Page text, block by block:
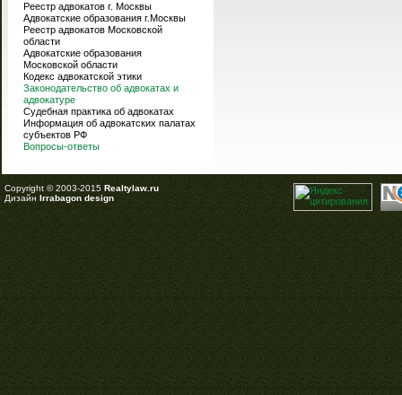
Реестр адвокатов г. Москвы
Адвокатские образования г.Москвы
Реестр адвокатов Московской
области
Адвокатские образования
Московской области
Кодекс адвокатской этики
Законодательство об адвокатах и
адвокатуре
Судебная практика об адвокатах
Информация об адвокатских палатах
субъектов РФ
Вопросы-ответы
Copyright © 2003-2015 Realtylaw.ru
Дизайн Irrabagon design